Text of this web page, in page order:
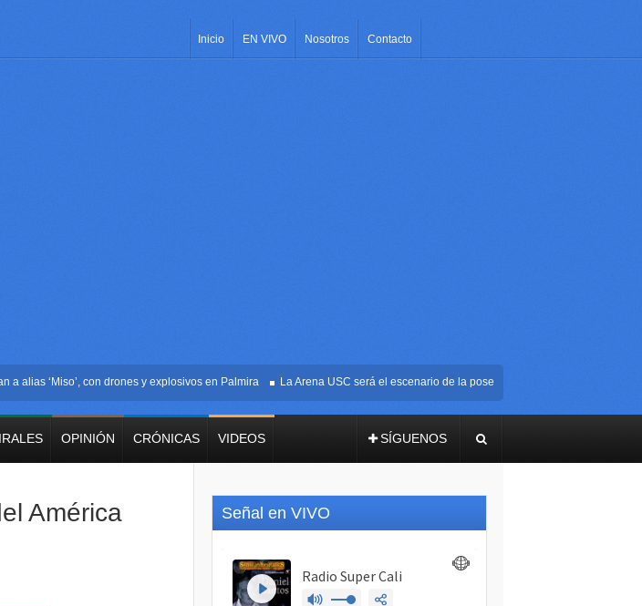
Inicio EN VIVO Nosotros Contacto
‘Miso’, con drones y explosivos en Palmira La Arena USC será el escenario de la posesión presidencial de Abelardo de
OPINIÓN CRÓNICAS VIDEOS SÍGUENOS
América
Señal en VIVO